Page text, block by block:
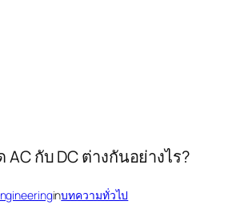
กับ DC ต่างกันอย่างไร?
inบทความทั่วไป